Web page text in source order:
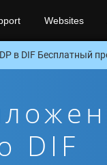
Websites
в DIF Бесплатный
DIF